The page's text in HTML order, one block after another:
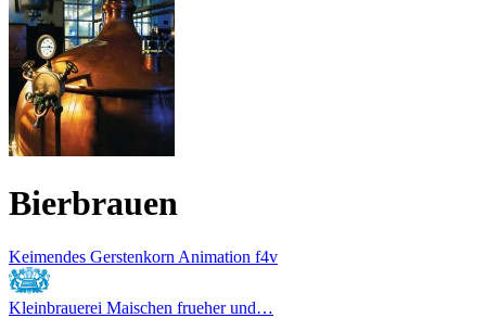
Bierbrauen
Keimendes Gerstenkorn Animation f4v
Kleinbrauerei Maischen frueher und…